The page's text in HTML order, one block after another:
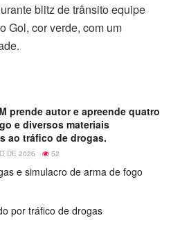
blitz de trânsito equipe
Gol, cor verde, com um
prende autor e apreende quatro
e diversos materiais
ao tráfico de drogas.
DE 2026 52
e simulacro de arma de fogo
por tráfico de drogas